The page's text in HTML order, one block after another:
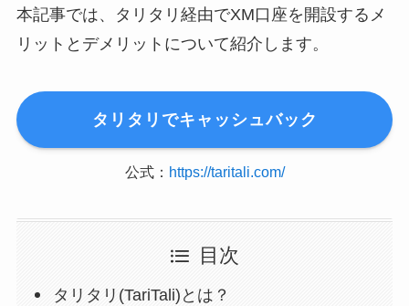
本記事では、タリタリ経由でXM口座を開設するメ
リットとデメリットについて紹介します。
タリタリでキャッシュバック
公式： https://taritali.com/
目次
タリタリ(TariTali)とは？